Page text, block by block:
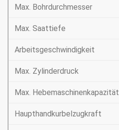
Max. Bohrdurchmesser
Max. Saattiefe
Arbeitsgeschwindigkeit
Max. Zylinderdruck
Max. Hebemaschinenkapazität
Haupthandkurbelzugkraft